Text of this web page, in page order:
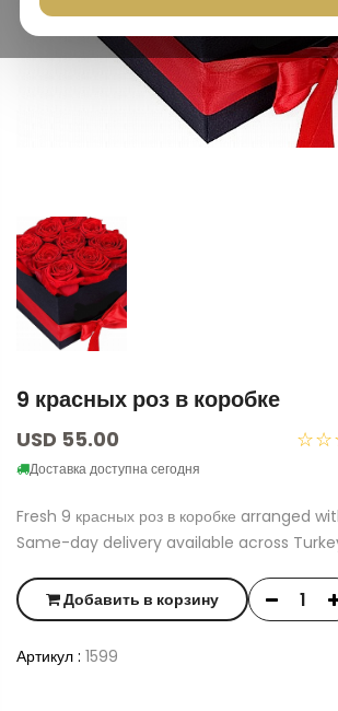
9 красных роз в коробке
USD 55.00
Доставка доступна сегодня
Fresh 9 красных роз в коробке arranged
Same-day delivery available across
Добавить в корзину
Артикул : 1599